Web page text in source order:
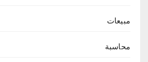
مبيعات
محاسبة